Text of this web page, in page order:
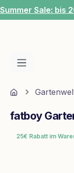
Zum Hauptinhalt
Summer Sale: bis
Home
fatboy
25€ Rabatt im